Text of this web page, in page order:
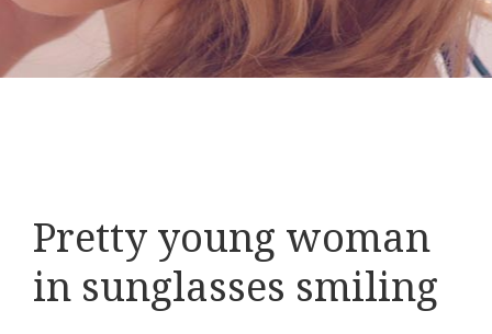
Pretty young woman
in sunglasses smiling